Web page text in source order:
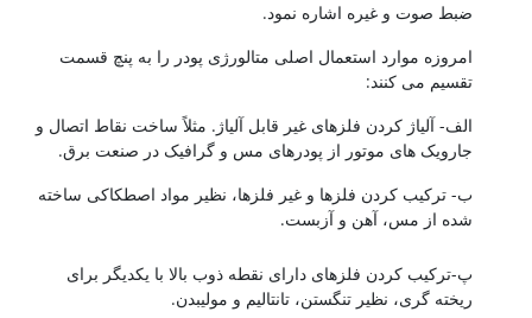
ضبط صوت و غیره اشاره نمود.
امروزه موارد استعمال اصلی متالورژی پودر را به پنچ قسمت
تقسیم می کنند:
الف- آلیاژ کردن فلزهای غیر قابل آلیاژ. مثلاً ساخت نقاط اتصال و
جارویک های موتور از پودرهای مس و گرافیک در صنعت برق.
ب- ترکیب کردن فلزها و غیر فلزها، نظیر مواد اصطکاکی ساخته
شده از مس، آهن و آزبست.
پ-ترکیب کردن فلزهای دارای نقطه ذوب بالا با یکدیگر برای
ریخته گری، نظیر تنگستن، تانتالیم و مولیبدن.